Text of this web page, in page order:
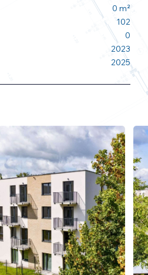
0 m²
102
0
2023
2025